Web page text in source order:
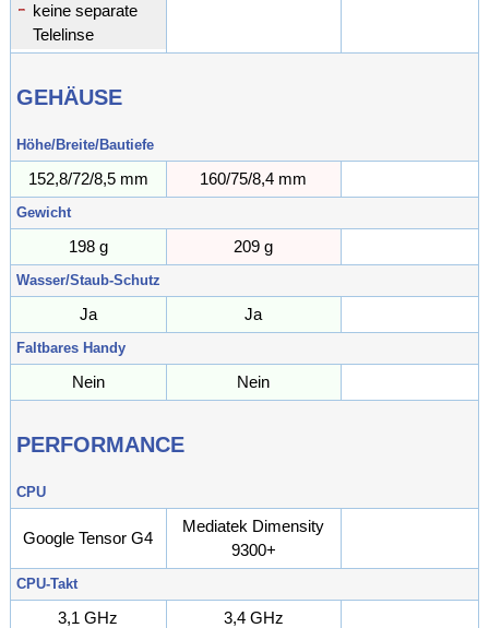
keine separate
Telelinse
GEHÄUSE
Höhe/Breite/Bautiefe
152,8/72/8,5 mm 160/75/8,4 mm
Gewicht
198 g 209 g
Wasser/Staub-Schutz
Ja Ja
Faltbares Handy
Nein Nein
PERFORMANCE
CPU
Google Tensor G4
Mediatek Dimensity
9300+
CPU-Takt
3,1 GHz 3,4 GHz